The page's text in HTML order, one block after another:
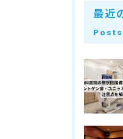
最近
Posts